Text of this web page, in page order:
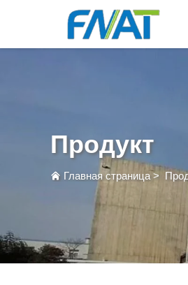
Продукт
Главная страница>